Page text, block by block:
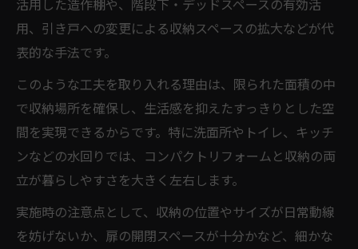
活用した造作棚や、階段下・デッドスペースの有効活
用、引き戸への変更による収納スペースの拡大などが代
表的な手法です。
このような工夫を取り入れる理由は、限られた面積の中
で収納場所を確保し、生活感を抑えたすっきりとした空
間を実現できるからです。特に洗面所やトイレ、キッチ
ンなどの水回りでは、コンパクトリフォームと収納の両
立が暮らしやすさを大きく左右します。
実施時の注意点として、収納の位置やサイズが日常動線
を妨げないか、扉の開閉スペースが十分かなど、細かな